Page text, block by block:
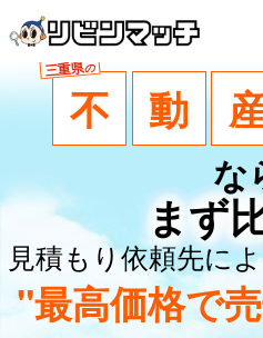
三重県の
不 動
な
まず
見積もり依頼先に
"最高価格で